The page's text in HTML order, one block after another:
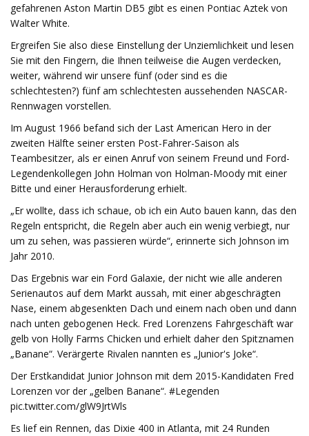
gefahrenen Aston Martin DB5 gibt es einen Pontiac Aztek von
Walter White.
Ergreifen Sie also diese Einstellung der Unziemlichkeit und lesen
Sie mit den Fingern, die Ihnen teilweise die Augen verdecken,
weiter, während wir unsere fünf (oder sind es die
schlechtesten?) fünf am schlechtesten aussehenden NASCAR-
Rennwagen vorstellen.
Im August 1966 befand sich der Last American Hero in der
zweiten Hälfte seiner ersten Post-Fahrer-Saison als
Teambesitzer, als er einen Anruf von seinem Freund und Ford-
Legendenkollegen John Holman von Holman-Moody mit einer
Bitte und einer Herausforderung erhielt.
„Er wollte, dass ich schaue, ob ich ein Auto bauen kann, das den
Regeln entspricht, die Regeln aber auch ein wenig verbiegt, nur
um zu sehen, was passieren würde“, erinnerte sich Johnson im
Jahr 2010.
Das Ergebnis war ein Ford Galaxie, der nicht wie alle anderen
Serienautos auf dem Markt aussah, mit einer abgeschrägten
Nase, einem abgesenkten Dach und einem nach oben und dann
nach unten gebogenen Heck. Fred Lorenzens Fahrgeschäft war
gelb von Holly Farms Chicken und erhielt daher den Spitznamen
„Banane“. Verärgerte Rivalen nannten es „Junior's Joke“.
Der Erstkandidat Junior Johnson mit dem 2015-Kandidaten Fred
Lorenzen vor der „gelben Banane“. #Legenden
pic.twitter.com/glW9JrtWls
Es lief ein Rennen, das Dixie 400 in Atlanta, mit 24 Runden